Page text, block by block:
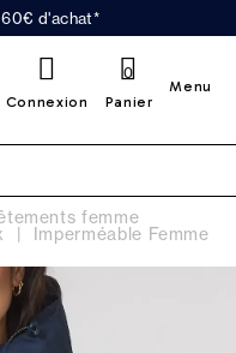
d'achat*
Connexion Panier
0
Menu
femme
Imperméable Femme